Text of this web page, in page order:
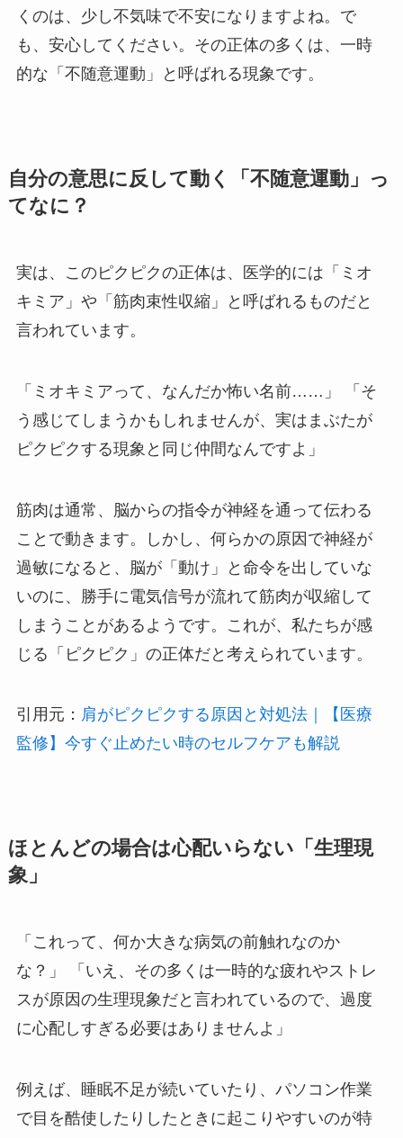
くのは、少し不気味で不安になりますよね。で
も、安心してください。その正体の多くは、一時
的な「不随意運動」と呼ばれる現象です。
自分の意思に反して動く「不随意運動」っ
てなに？
実は、このピクピクの正体は、医学的には「ミオ
キミア」や「筋肉束性収縮」と呼ばれるものだと
言われています。
「ミオキミアって、なんだか怖い名前……」 「そ
う感じてしまうかもしれませんが、実はまぶたが
ピクピクする現象と同じ仲間なんですよ」
筋肉は通常、脳からの指令が神経を通って伝わる
ことで動きます。しかし、何らかの原因で神経が
過敏になると、脳が「動け」と命令を出していな
いのに、勝手に電気信号が流れて筋肉が収縮して
しまうことがあるようです。これが、私たちが感
じる「ピクピク」の正体だと考えられています。
引用元： 肩がピクピクする原因と対処法｜【医療
監修】今すぐ止めたい時のセルフケアも解説
ほとんどの場合は心配いらない「生理現
象」
「これって、何か大きな病気の前触れなのか
な？」 「いえ、その多くは一時的な疲れやストレ
スが原因の生理現象だと言われているので、過度
に心配しすぎる必要はありませんよ」
例えば、睡眠不足が続いていたり、パソコン作業
で目を酷使したりしたときに起こりやすいのが特